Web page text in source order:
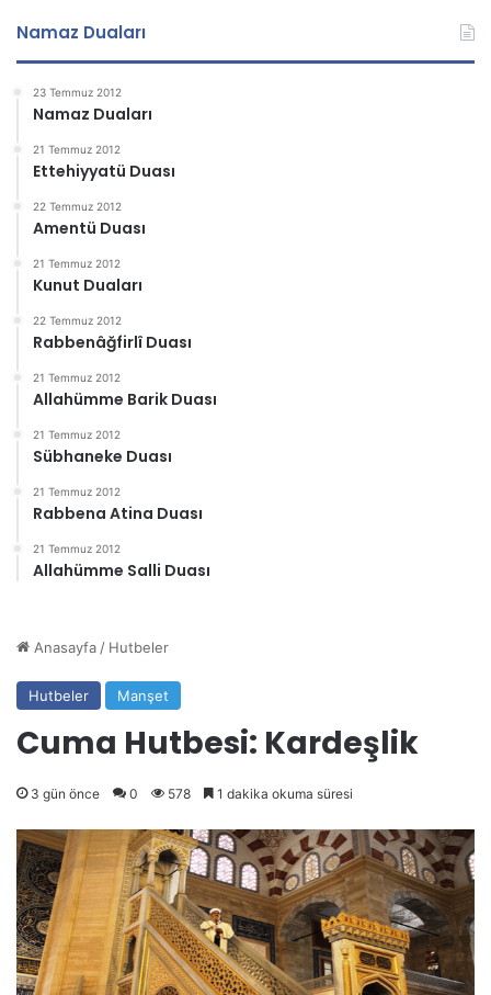
Namaz Duaları
23 Temmuz 2012
Namaz Duaları
21 Temmuz 2012
Ettehiyyatü Duası
22 Temmuz 2012
Amentü Duası
21 Temmuz 2012
Kunut Duaları
22 Temmuz 2012
Rabbenâğfirlî Duası
21 Temmuz 2012
Allahümme Barik Duası
21 Temmuz 2012
Sübhaneke Duası
21 Temmuz 2012
Rabbena Atina Duası
21 Temmuz 2012
Allahümme Salli Duası